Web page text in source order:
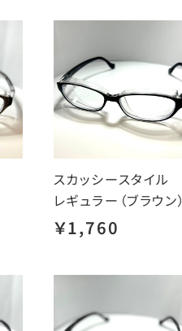
スカッシースタイル
レギュラー（ブラウン）
￥1,760